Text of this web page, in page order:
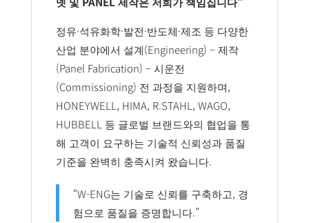
정유·석유화학·발전·반도체·제조 등 다양한
산업 분야에서 설계(Engineering) – 제작
(Panel Fabrication) – 시운전
(Commissioning) 전 과정을 지원하며,
HONEYWELL, HIMA, R.STAHL, WAGO,
HUBBELL 등 글로벌 브랜드와의 협업을 통
해 고객이 요구하는 기술적 신뢰성과 품질
기준을 완벽히 충족시켜 왔습니다.
“W-ENG는 기술로 신뢰를 구축하고, 경
험으로 품질을 증명합니다.”